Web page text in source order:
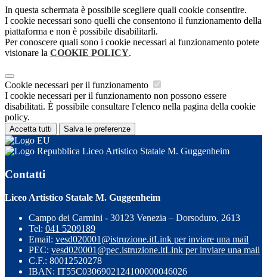
In questa schermata è possibile scegliere quali cookie consentire.
I cookie necessari sono quelli che consentono il funzionamento della
piattaforma e non è possibile disabilitarli.
Per conoscere quali sono i cookie necessari al funzionamento potete
visionare la COOKIE POLICY.
Cookie necessari per il funzionamento
I cookie necessari per il funzionamento non possono essere
disabilitati. È possibile consultare l'elenco nella pagina della cookie
policy.
Accetta tutti Salva le preferenze
Liceo Artistico Statale M. Guggenheim
Contatti
Liceo Artistico Statale M. Guggenheim
Campo dei Carmini - 30123 Venezia – Dorsoduro, 2613
Tel: 041 5209189
Email: vesd020001@istruzione.itLink per inviare una mail
PEC: vesd020001@pec.istruzione.itLink per inviare una mail
C.F.: 80012520278
IBAN: IT55C0306902124100000046026